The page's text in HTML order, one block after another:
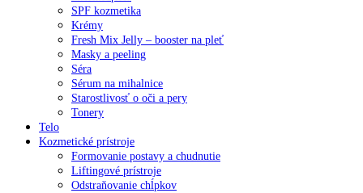
SPF kozmetika
Krémy
Fresh Mix Jelly – booster na pleť
Masky a peeling
Séra
Sérum na mihalnice
Starostlivosť o oči a pery
Tonery
Telo
Kozmetické prístroje
Formovanie postavy a chudnutie
Liftingové prístroje
Odstraňovanie chĺpkov